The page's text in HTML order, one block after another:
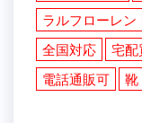
ラルフローレン
全国対応
宅配
電話通販可
靴